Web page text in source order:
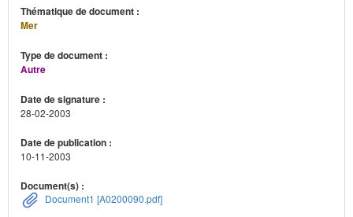
Thématique de document :
Mer
Type de document :
Autre
Date de signature :
28-02-2003
Date de publication :
10-11-2003
Document(s) :
Document1 [A0200090.pdf]